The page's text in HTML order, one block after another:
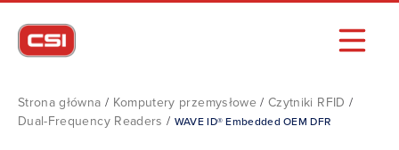
Strona główna / Komputery przemysłowe /Czytniki RFID /
Dual-Frequency Readers / WAVE ID® Embedded OEM DFR